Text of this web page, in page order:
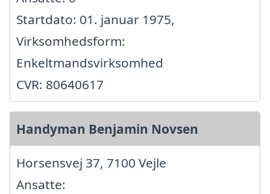
Startdato: 01. januar 1975,
Virksomhedsform:
Enkeltmandsvirksomhed
CVR: 80640617
Handyman Benjamin Novsen
Horsensvej 37, 7100 Vejle
Ansatte: